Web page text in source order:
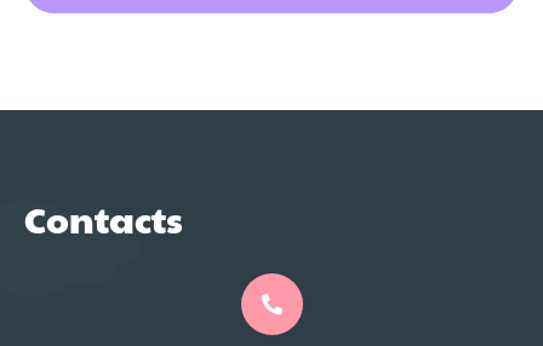
Contacts